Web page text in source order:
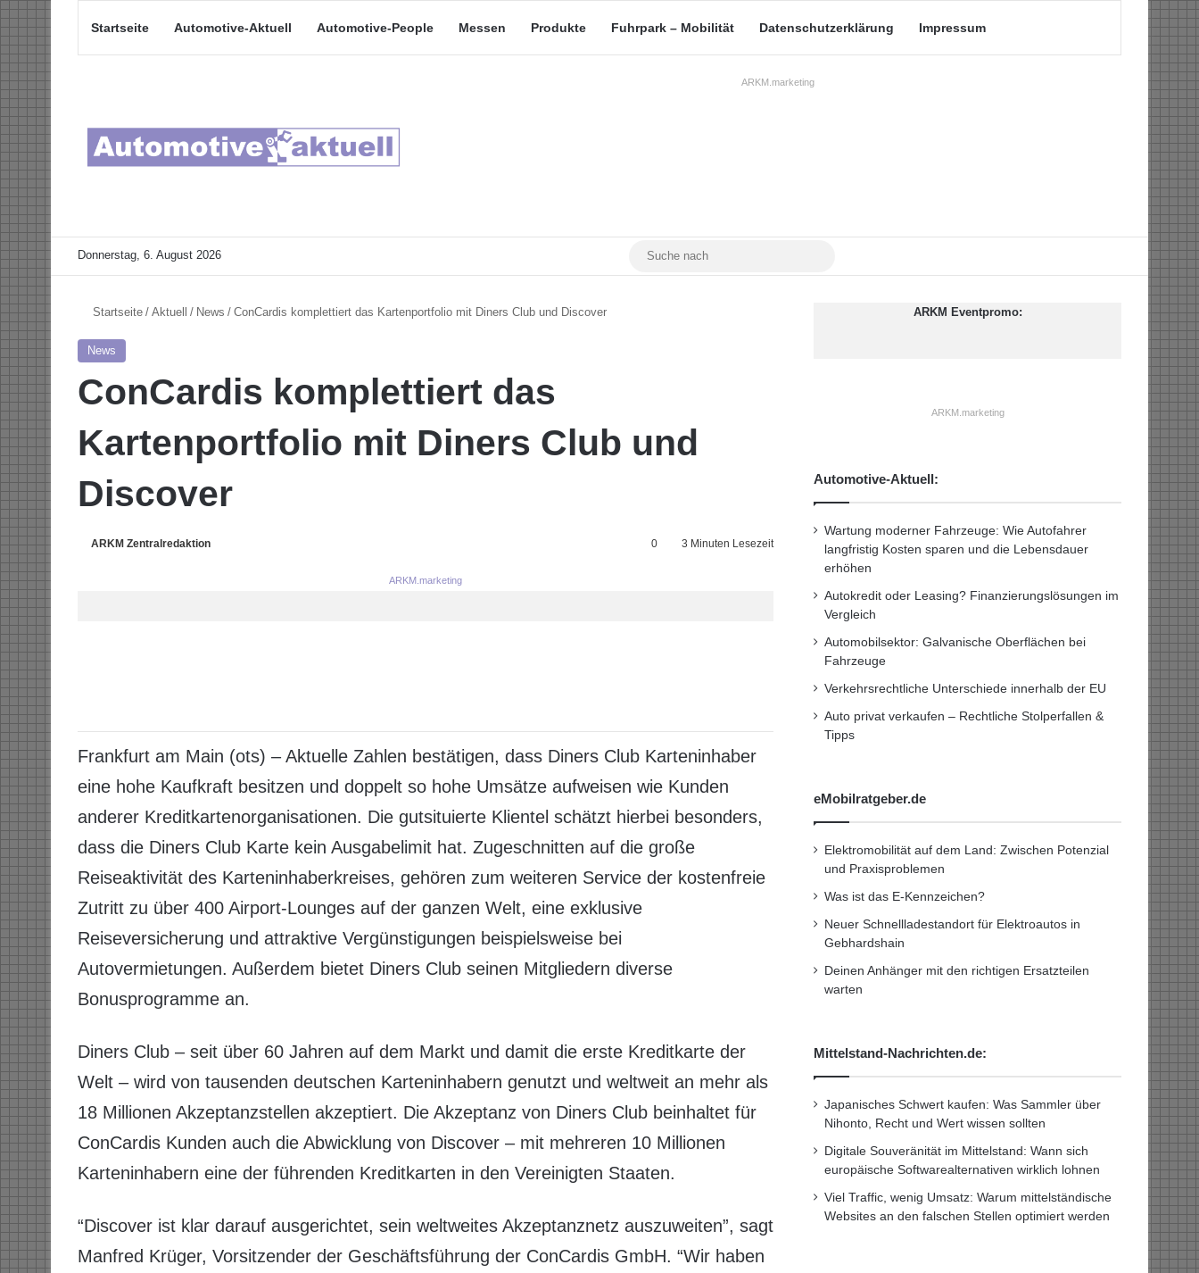
Startseite Automotive-Aktuell Automotive-People Messen Produkte Fuhrpark – Mobilität Datenschutzerklärung Impressum
ARKM.marketing
Donnerstag, 6. August 2026 YouTubeMastodon
Startseite / Aktuell / News / ConCardis komplettiert das Kartenportfolio mit Diners Club und Discover
News
ConCardis komplettiert das
Kartenportfolio mit Diners Club und
Discover
ARKM Zentralredaktion 0 3 Minuten Lesezeit
ARKM.marketing
Frankfurt am Main (ots) – Aktuelle Zahlen bestätigen, dass Diners Club Karteninhaber
eine hohe Kaufkraft besitzen und doppelt so hohe Umsätze aufweisen wie Kunden
anderer Kreditkartenorganisationen. Die gutsituierte Klientel schätzt hierbei besonders,
dass die Diners Club Karte kein Ausgabelimit hat. Zugeschnitten auf die große
Reiseaktivität des Karteninhaberkreises, gehören zum weiteren Service der kostenfreie
Zutritt zu über 400 Airport-Lounges auf der ganzen Welt, eine exklusive
Reiseversicherung und attraktive Vergünstigungen beispielsweise bei
Autovermietungen. Außerdem bietet Diners Club seinen Mitgliedern diverse
Bonusprogramme an.
Diners Club – seit über 60 Jahren auf dem Markt und damit die erste Kreditkarte der
Welt – wird von tausenden deutschen Karteninhabern genutzt und weltweit an mehr als
18 Millionen Akzeptanzstellen akzeptiert. Die Akzeptanz von Diners Club beinhaltet für
ConCardis Kunden auch die Abwicklung von Discover – mit mehreren 10 Millionen
Karteninhabern eine der führenden Kreditkarten in den Vereinigten Staaten.
“Discover ist klar darauf ausgerichtet, sein weltweites Akzeptanznetz auszuweiten”, sagt
Manfred Krüger, Vorsitzender der Geschäftsführung der ConCardis GmbH. “Wir haben
ARKM Eventpromo:
ARKM.marketing
Automotive-Aktuell:
Wartung moderner Fahrzeuge: Wie Autofahrer
langfristig Kosten sparen und die Lebensdauer
erhöhen
Autokredit oder Leasing? Finanzierungslösungen im
Vergleich
Automobilsektor: Galvanische Oberflächen bei
Fahrzeuge
Verkehrsrechtliche Unterschiede innerhalb der EU
Auto privat verkaufen – Rechtliche Stolperfallen &
Tipps
eMobilratgeber.de
Elektromobilität auf dem Land: Zwischen Potenzial
und Praxisproblemen
Was ist das E-Kennzeichen?
Neuer Schnellladestandort für Elektroautos in
Gebhardshain
Deinen Anhänger mit den richtigen Ersatzteilen
warten
Mittelstand-Nachrichten.de:
Japanisches Schwert kaufen: Was Sammler über
Nihonto, Recht und Wert wissen sollten
Digitale Souveränität im Mittelstand: Wann sich
europäische Softwarealternativen wirklich lohnen
Viel Traffic, wenig Umsatz: Warum mittelständische
Websites an den falschen Stellen optimiert werden